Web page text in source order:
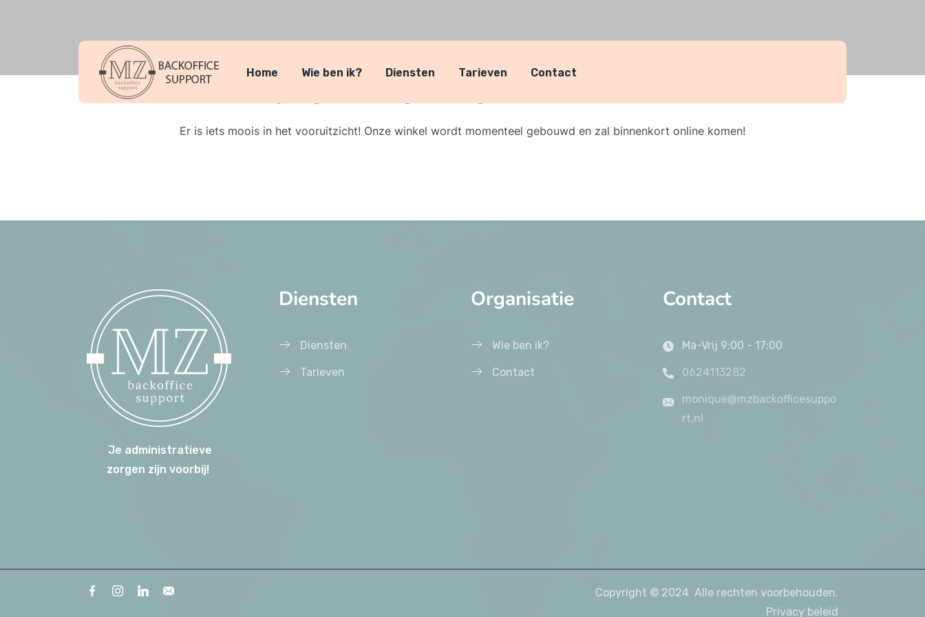
Home Wie ben ik? Diensten Tarieven Contact
Er zijn geweldige dingen in het verschiet
Er is iets moois in het vooruitzicht! Onze winkel wordt momenteel gebouwd en zal binnenkort online komen!
Je administratieve
zorgen zijn voorbij!
Diensten
Diensten
Tarieven
Organisatie
Wie ben ik?
Contact
Contact
Ma-Vrij 9:00 - 17:00
0624113282
monique@mzbackofficesuppo
rt.nl
Copyright © 2024 Alle rechten voorbehouden.
Privacy beleid